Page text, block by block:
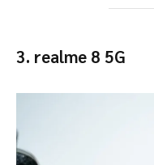
3. realme 8 5G